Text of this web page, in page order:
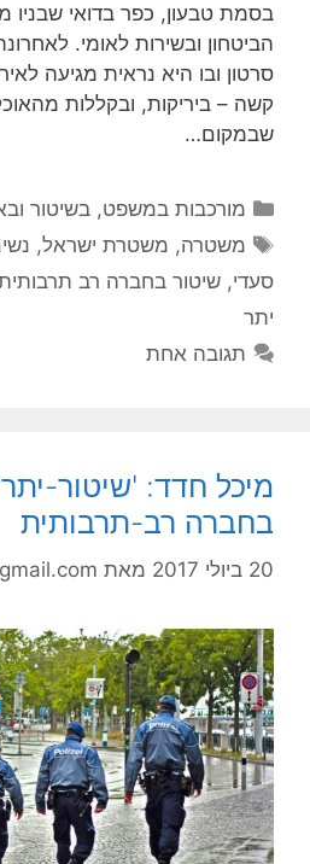
בסמת טבעון, כפר בדואי שבניו
הביטחון ובשירות לאומי.
סרטון ובו היא נראית מגיעה
קשה – ביריקות, ובקללות
שבמקום…
קטגוריות
מורכבות במשפט, בשיטור
תגיות
משטרה, משטרת ישראל,
סעדי, שיטור בחברה רב
יתר
תגובה אחת
מיכל חדד: 'שיטור-
בחברה רב-תרבותית
20 ביולי 2017 מאת